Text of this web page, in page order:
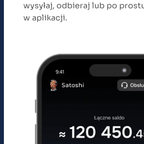
wysyłaj, odbieraj lub po
w aplikacji.